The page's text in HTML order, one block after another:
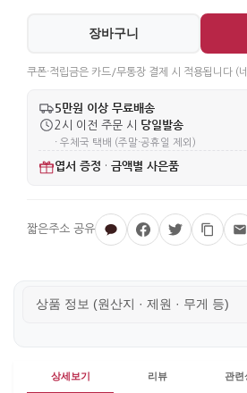
장바구니
쿠폰·적립금은 카드/무통장 결제 시 적용됩니다 (
5만원 이상 무료배송
2시 이전 주문 시 당일발송
· 우체국 택배 (주말·공휴일 제외)
엽서 증정 · 금액별 사은품
상품 정보 (원산지 · 제원 · 무게 등)
상세보기 리뷰 관련